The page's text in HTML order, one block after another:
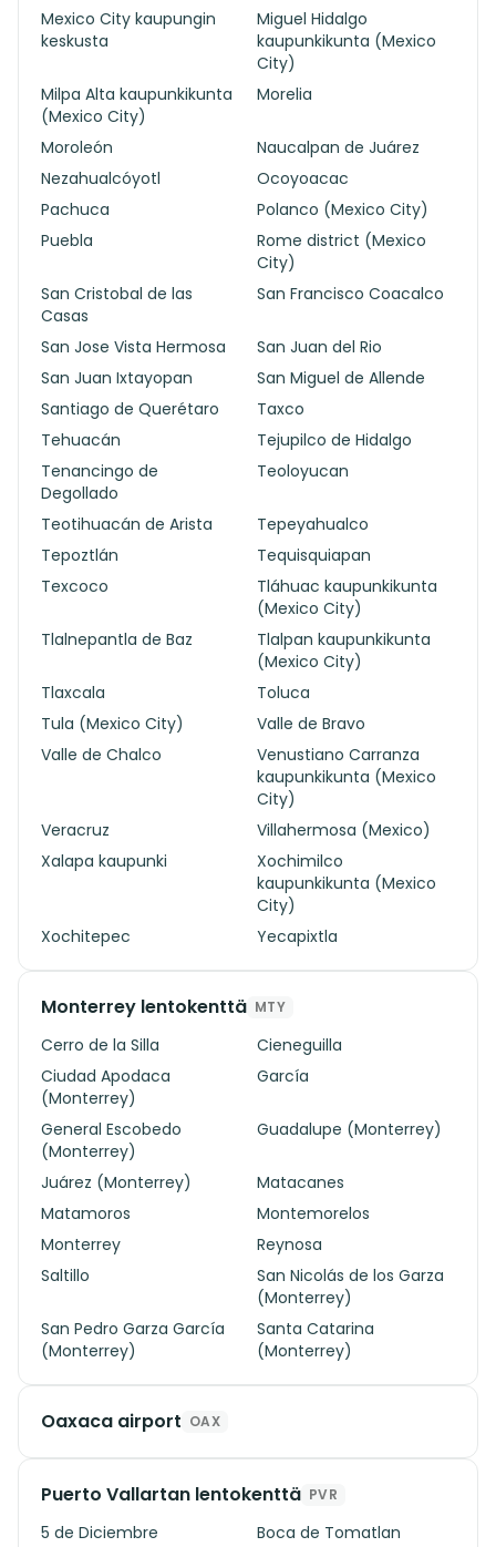
Mexico City kaupungin
keskusta
Miguel Hidalgo
kaupunkikunta (Mexico
City)
Milpa Alta kaupunkikunta
(Mexico City)
Morelia
Moroleón
Naucalpan de Juárez
Nezahualcóyotl
Ocoyoacac
Pachuca
Polanco (Mexico City)
Puebla
Rome district (Mexico
City)
San Cristobal de las
Casas
San Francisco Coacalco
San Jose Vista Hermosa
San Juan del Rio
San Juan Ixtayopan
San Miguel de Allende
Santiago de Querétaro
Taxco
Tehuacán
Tejupilco de Hidalgo
Tenancingo de
Degollado
Teoloyucan
Teotihuacán de Arista
Tepeyahualco
Tepoztlán
Tequisquiapan
Texcoco
Tláhuac kaupunkikunta
(Mexico City)
Tlalnepantla de Baz
Tlalpan kaupunkikunta
(Mexico City)
Tlaxcala
Toluca
Tula (Mexico City)
Valle de Bravo
Valle de Chalco
Venustiano Carranza
kaupunkikunta (Mexico
City)
Veracruz
Villahermosa (Mexico)
Xalapa kaupunki
Xochimilco
kaupunkikunta (Mexico
City)
Xochitepec
Yecapixtla
Monterrey lentokenttä MTY
Cerro de la Silla
Cieneguilla
Ciudad Apodaca
(Monterrey)
García
General Escobedo
(Monterrey)
Guadalupe (Monterrey)
Juárez (Monterrey)
Matacanes
Matamoros
Montemorelos
Monterrey
Reynosa
Saltillo
San Nicolás de los Garza
(Monterrey)
San Pedro Garza García
(Monterrey)
Santa Catarina
(Monterrey)
Oaxaca airport OAX
Puerto Vallartan lentokenttä PVR
5 de Diciembre
Boca de Tomatlan